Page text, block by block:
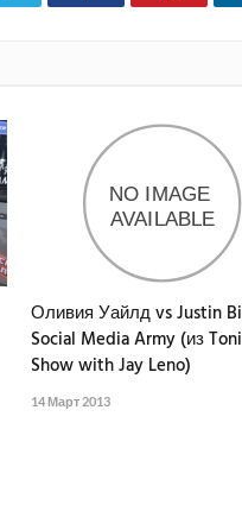
Оливия Уайлд vs Justin
Social Media Army (из
Show with Jay Leno)
14 Март 2013